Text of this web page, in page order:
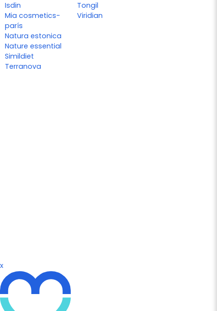
Isdin
Mia cosmetics-
parís
Natura estonica
Nature essential
Simildiet
Terranova
Tongil
Viridian
x